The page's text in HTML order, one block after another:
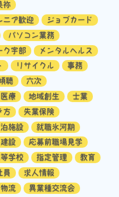
祢
ニア歓迎
ジョブカード
パソコン業務
ク宇部
メンタルヘルス
リサイクル
事務
聴
六次
医療 地域創生
士業
方
失業保険
施設
就職氷河期
建設
応募前職場見学
学校 指定管理
教育
員
求人情報
物流
異業種交流会